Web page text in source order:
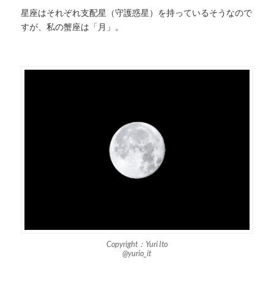
星座はそれぞれ支配星（守護惑星）を持っているそうなので
すが、私の蟹座は「月」。
Copyright：Yuri Ito
@yurio_it